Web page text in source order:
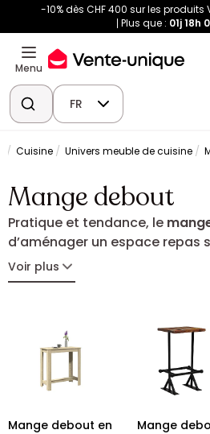
-10% dès CHF 400 sur les produits
Plus que : 01j 18h
Menu
FR
Cuisine Univers meuble de cuisine
Mange debout
Pratique et tendance, le
d’aménager un espace repas
pièce. Dans une cuisine, un
ouvert, il crée un lieu convivial
table haute s’adapte à tous
apportant une touche
votre décoration.
Voir plus
Mange debout en
Mange